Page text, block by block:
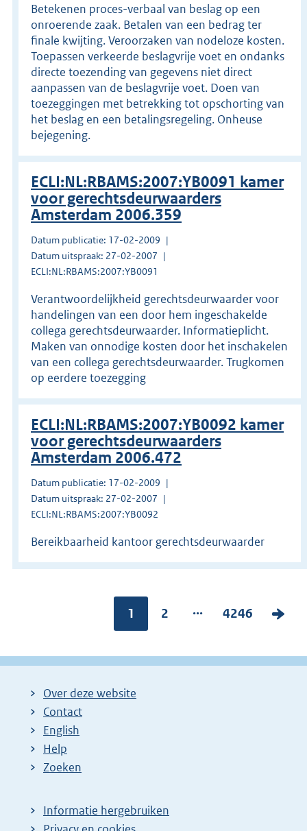
Betekenen proces-verbaal van beslag op een
onroerende zaak. Betalen van een bedrag ter
finale kwijting. Veroorzaken van nodeloze kosten.
Toepassen verkeerde beslagvrije voet en ondanks
directe toezending van gegevens niet direct
aanpassen van de beslagvrije voet. Doen van
toezeggingen met betrekking tot opschorting van
het beslag en een betalingsregeling. Onheuse
bejegening.
ECLI:NL:RBAMS:2007:YB0091 kamer
voor gerechtsdeurwaarders
Amsterdam 2006.359
Datum publicatie: 17-02-2009
Datum uitspraak: 27-02-2007
ECLI:NL:RBAMS:2007:YB0091
Verantwoordelijkheid gerechtsdeurwaarder voor
handelingen van een door hem ingeschakelde
collega gerechtsdeurwaarder. Informatieplicht.
Maken van onnodige kosten door het inschakelen
van een collega gerechtsdeurwaarder. Trugkomen
op eerdere toezegging
ECLI:NL:RBAMS:2007:YB0092 kamer
voor gerechtsdeurwaarders
Amsterdam 2006.472
Datum publicatie: 17-02-2009
Datum uitspraak: 27-02-2007
ECLI:NL:RBAMS:2007:YB0092
Bereikbaarheid kantoor gerechtsdeurwaarder
Pagina:
1
P
g
2 ...
P
g
4246
V
l
Over deze website
Contact
English
Help
Zoeken
Informatie hergebruiken